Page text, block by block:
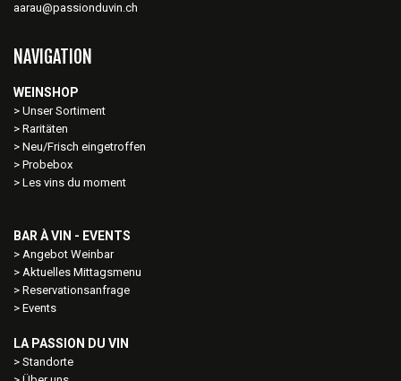
aarau@passionduvin.ch
NAVIGATION
WEINSHOP
Unser Sortiment
Raritäten
Neu/Frisch eingetroffen
Probebox
Les vins du moment
BAR À VIN - EVENTS
Angebot Weinbar
Aktuelles Mittagsmenu
Reservationsanfrage
Events
LA PASSION DU VIN
Standorte